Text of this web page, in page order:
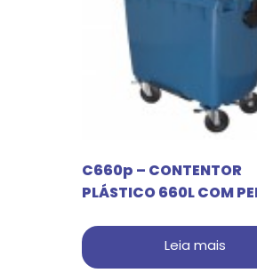
C660p – CONTENTOR
PLÁSTICO 660L COM
Leia mais